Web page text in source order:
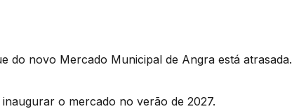
do novo Mercado Municipal de Angra está atrasada.
o mercado no verão de 2027.